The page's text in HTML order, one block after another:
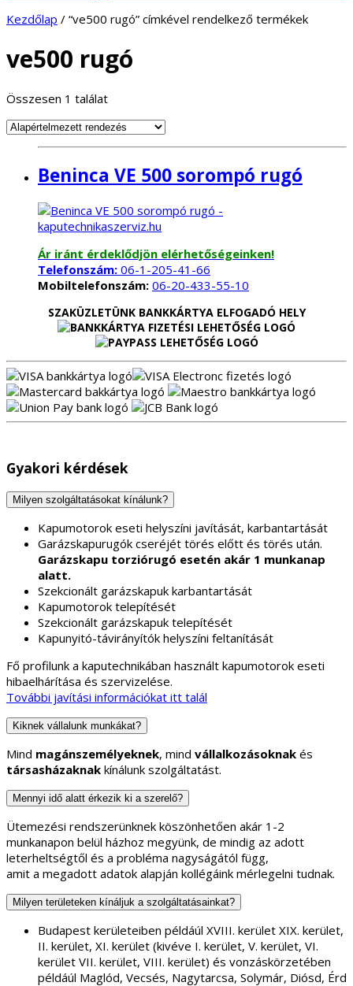
Kezdőlap / “ve500 rugó” címkével rendelkező termékek
ve500 rugó
Összesen 1 találat
Beninca VE 500 sorompó rugó
Ár iránt érdeklődjön elérhetőségeinken!
Telefonszám: 06-1-205-41-66
Mobiltelefonszám: 06-20-433-55-10
SZAKÜZLETÜNK BANKKÁRTYA ELFOGADÓ HELY
Gyakori kérdések
Milyen szolgáltatásokat kínálunk?
Kapumotorok eseti helyszíni javítását, karbantartását
Garázskapurugók cseréjét törés előtt és törés után.
Garázskapu torziórugó esetén akár 1 munkanap
alatt.
Szekcionált garázskapuk karbantartását
Kapumotorok telepítését
Szekcionált garázskapuk telepítését
Kapunyitó-távirányítók helyszíni feltanítását
Fő profilunk a kaputechnikában használt kapumotorok eseti
hibaelhárítása és szervizelése.
További javítási információkat itt talál
Kiknek vállalunk munkákat?
Mind magánszemélyeknek, mind vállalkozásoknak és
társasházaknak kínálunk szolgáltatást.
Mennyi idő alatt érkezik ki a szerelő?
Ütemezési rendszerünknek köszönhetően akár 1-2
munkanapon belül házhoz megyünk, de mindig az adott
leterheltségtől és a probléma nagyságától függ,
amit a megadott adatok alapján kollégáink mérlegelni tudnak.
Milyen területeken kínáljuk a szolgáltatásainkat?
Budapest kerületeiben példáúl XVIII. kerület XIX. kerület,
II. kerület, XI. kerület (kivéve I. kerület, V. kerület, VI.
kerület VII. kerület, VIII. kerület) és vonzáskörzetében
példáúl Maglód, Vecsés, Nagytarcsa, Solymár, Diósd, Érd